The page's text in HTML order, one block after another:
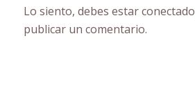
Lo siento, debes estarconectado
publicar un comentario.